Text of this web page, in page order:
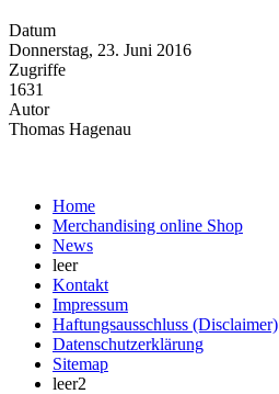
Datum
Donnerstag, 23. Juni 2016
Zugriffe
1631
Autor
Thomas Hagenau
Home
Merchandising online Shop
News
leer
Kontakt
Impressum
Haftungsausschluss (Disclaimer)
Datenschutzerklärung
Sitemap
leer2